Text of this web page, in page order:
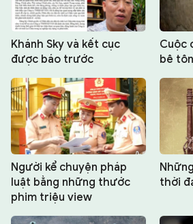
Khánh Sky và kết cục
được báo trước
Cuộc
bê
Người kể chuyện pháp
luật bằng những thước
phim triệu view
thời